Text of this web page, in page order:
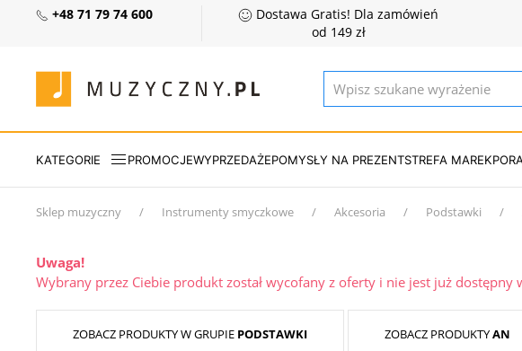
+48 71 79 74 600
Dostawa Gratis! Dla zamówień
od 149 zł
KATEGORIE PROMOCJEWYPRZEDAŻEPOMYSŁY NA PREZENTSTREFA MAREK
Sklep muzyczny Instrumenty smyczkowe Akcesoria Podstawki
Uwaga!
Wybrany przez Ciebie produkt został wycofany z oferty i nie jest już
ZOBACZ PRODUKTY W GRUPIE PODSTAWKI ZOBACZ PRODUKTYAN